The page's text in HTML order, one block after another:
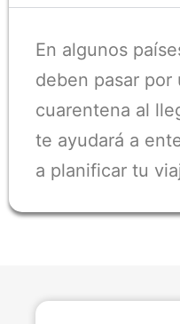
En algunos
deben pasar por
cuarentena al
te ayudará a
a planificar tu